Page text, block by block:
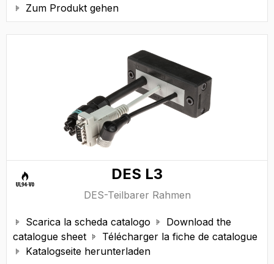
 Zum Produkt gehen
DES L3
DES-Teilbarer Rahmen
 Scarica la scheda catalogo 
Download the
catalogue sheet
 Télécharger la fiche de catalogue
 Katalogseite herunterladen